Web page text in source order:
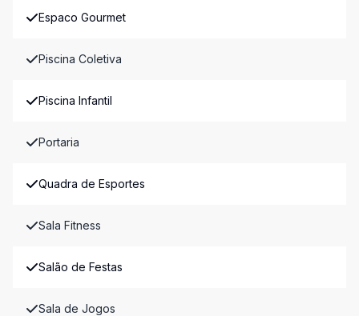
Espaco Gourmet
Piscina Coletiva
Piscina Infantil
Portaria
Quadra de Esportes
Sala Fitness
Salão de Festas
Sala de Jogos